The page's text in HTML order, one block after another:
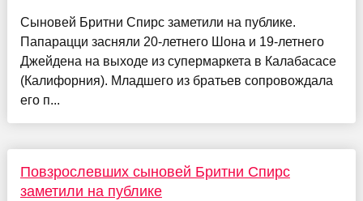
Сыновей Бритни Спирс заметили на публике.
Папарацци засняли 20-летнего Шона и 19-летнего
Джейдена на выходе из супермаркета в Калабасасе
(Калифорния). Младшего из братьев сопровождала
его п...
Повзрослевших сыновей Бритни Спирс
заметили на публике